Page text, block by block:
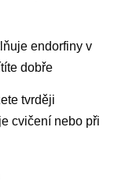
endorfiny v
dobře
tvrději
cvičení nebo při